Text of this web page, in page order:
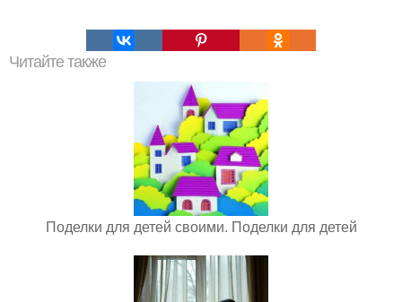
Читайте также
Поделки для детей своими. Поделки для детей